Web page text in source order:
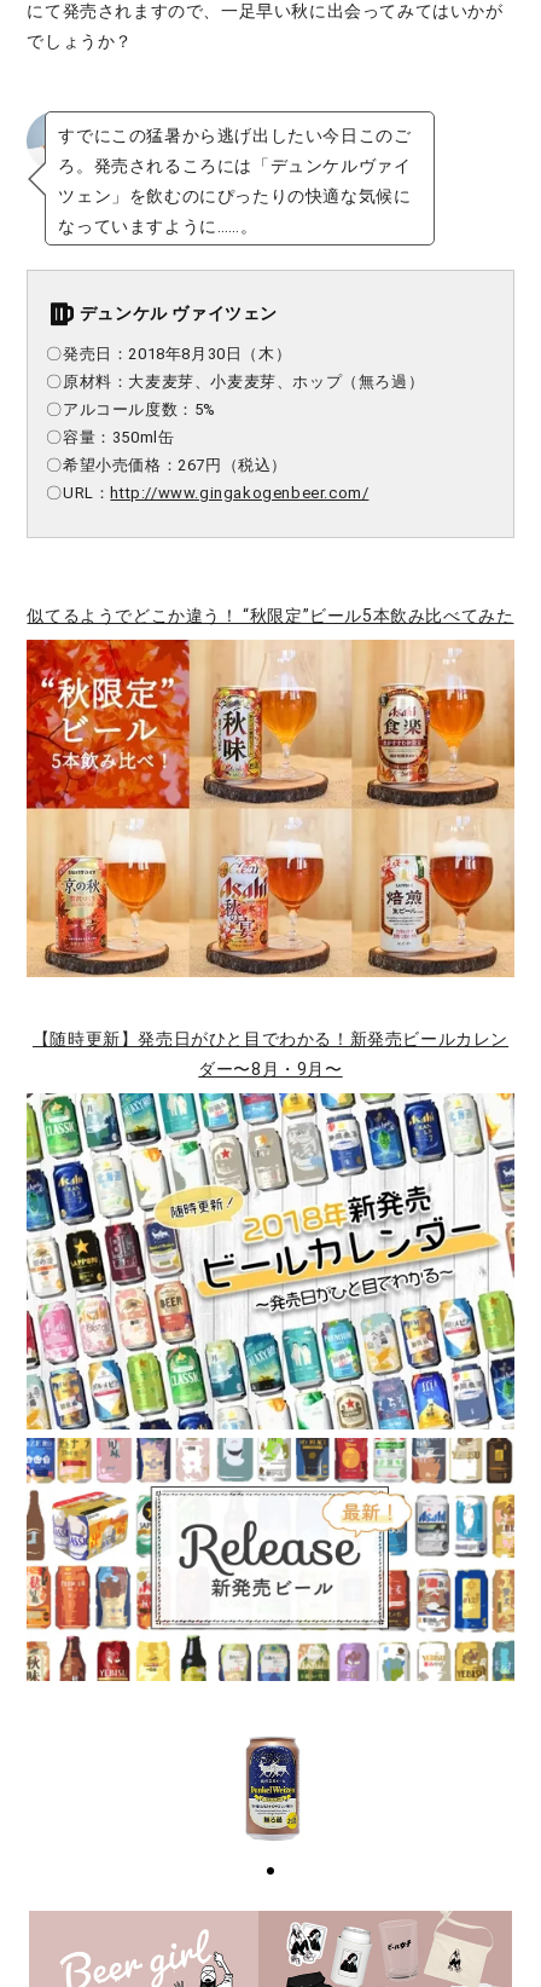
にて発売されますので、一足早い秋に出会ってみてはいかが
でしょうか？
すでにこの猛暑から逃げ出したい今日このご
ろ。発売されるころには「デュンケルヴァイ
ツェン」を飲むのにぴったりの快適な気候に
なっていますように……。
デュンケル ヴァイツェン
〇発売日：2018年8月30日（木）
〇原材料：大麦麦芽、小麦麦芽、ホップ（無ろ過）
〇アルコール度数：5%
〇容量：350ml缶
〇希望小売価格：267円（税込）
〇URL： http://www.gingakogenbeer.com/
似てるようでどこか違う！ “秋限定”ビール5本飲み比べてみた
【随時更新】発売日がひと目でわかる！新発売ビールカレン
ダー〜8月・9月〜